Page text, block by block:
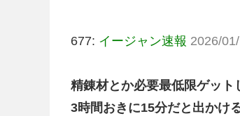
677: イージャン速報 2026/
精錬材とか必要最低限ゲット
3時間おきに15分だと出かけ